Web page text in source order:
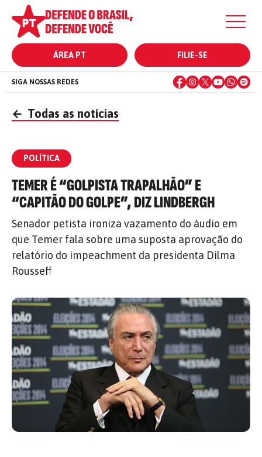
ÁREA PT FILIE-SE
SIGA NOSSAS REDES
← Todas as notícias
POLÍTICA
TEMER É “GOLPISTA TRAPALHÃO” E
“CAPITÃO DO GOLPE”, DIZ LINDBERGH
Senador petista ironiza vazamento do áudio em
que Temer fala sobre uma suposta aprovação do
relatório do impeachment da presidenta Dilma
Rousseff